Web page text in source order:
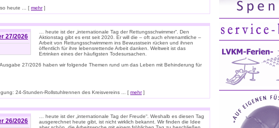
heute ... [ mehr]
27/2026
… heute ist der „internationale Tag der Rettungsschwimmer“. Den
Aktionstag gibt es erst seit 2020. Er will die – oft auch ehrenamtliche –
Arbeit von Rettungsschwimmern ins Bewusstsein rücken und ihnen
öffentlich für ihre lebensrettende Arbeit danken. Weltweit ist das
Ertrinken eines der häufigsten Todesursachen.
27/2026 haben wir folgende Themen rund um das Leben mit Behinderung für
24-Stunden-Rollstuhlrennen des Kreisvereins ... [ mehr]
26/2026
… heute ist der „internationale Tag der Freude“. Weshalb es diesen Tag
ausgerechnet heute gibt, ist nicht wirklich bekannt. Wir finden die Idee